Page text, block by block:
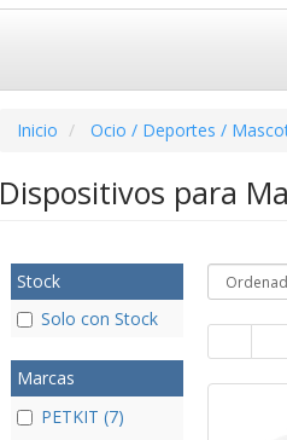
Inicio Ocio / Deportes /
Dispositivos para
Stock
Solo con Stock
Marcas
PETKIT (7)